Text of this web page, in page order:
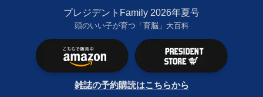
プレジデントFamily 2026年夏号
頭のいい子が育つ「育脳」大百科
雑誌の予約購読はこちらから